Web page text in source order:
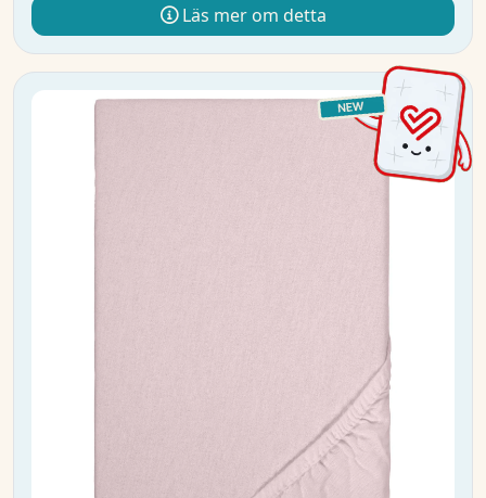
Läs mer om detta